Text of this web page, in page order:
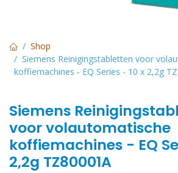
Shop
Siemens Reinigingstabletten voor
koffiemachines - EQ Series - 10 x 2,2g
Siemens
voor volautomatische
koffiemachines - EQ
2,2g TZ80001A